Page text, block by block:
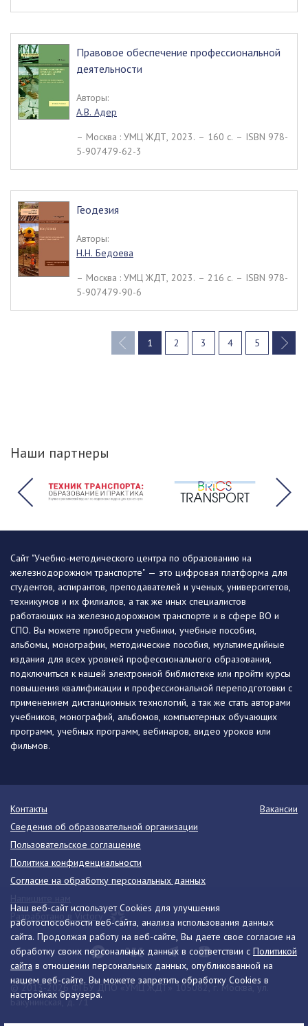
Правовое обеспечение профессиональной
деятельности
Авторы:
А.В. Адер
– Москва : УМЦ ЖДТ, 2023. – 160 c. – ISBN 978-
5-907479-62-3
Геодезия
Авторы:
Н.Н. Бедоева
– Москва : УМЦ ЖДТ, 2023. – 216 c. – ISBN 978-
5-907479-90-6
1(current)
2 3 4 5
Наши партнеры
Наш веб-сайт использует Cookies для улучшения
работоспособности веб-сайта, анализа использования данных
сайта. Продолжая работу на веб-сайте, Вы даете свое согласие на
обработку своих персональных данных в соответствии с Политикой
сайта в отношении персональных данных, опубликованной на
нашем веб-сайте. Вы можете запретить обработку Cookies в
настройках браузера.
Сайт "Учебно-методического центра по образованию на
железнодорожном транспорте" — это цифровая платформа для
студентов, аспирантов, преподавателей и ученых, университетов,
техникумов и их филиалов, а так же иных специалистов
работающих на железнодорожном транспорте и в сфере ВО и
СПО. Вы можете приобрести учебники, учебные пособия,
альбомы, монографии, методические пособия, мультимедийные
издания для всех уровней профессионального образования,
подключиться к нашей электронной библиотеке или пройти курсы
повышения квалификации и профессиональной переподготовки с
применением дистанционных технологий, а так же стать авторами
учебников, монографий, альбомов, компьютерных обучающих
программ, учебных программ, вебинаров, видео уроков или
фильмов.
© 2013-2026 ФГБУ ДПО «УМЦ ЖДТ» 105082, г. Москва, ул.
Бакунинская, д. 71
Контакты
Вакансии
Сведения об образовательной организации
Пользовательское соглашение
Политика конфиденциальности
Согласие на обработку персональных данных
Разработано в Victory